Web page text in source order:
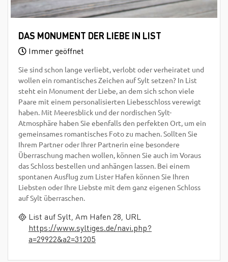
DAS MONUMENT DER LIEBE IN LIST
Immer geöffnet
Sie sind schon lange verliebt, verlobt oder verheiratet und
wollen ein romantisches Zeichen auf Sylt setzen? In List
steht ein Monument der Liebe, an dem sich schon viele
Paare mit einem personalisierten Liebesschloss verewigt
haben. Mit Meeresblick und der nordischen Sylt-
Atmosphäre haben Sie ebenfalls den perfekten Ort, um ein
gemeinsames romantisches Foto zu machen. Sollten Sie
Ihrem Partner oder Ihrer Partnerin eine besondere
Überraschung machen wollen, können Sie auch im Voraus
das Schloss bestellen und anhängen lassen. Bei einem
spontanen Ausflug zum Lister Hafen können Sie Ihren
Liebsten oder Ihre Liebste mit dem ganz eigenen Schloss
auf Sylt überraschen.
List auf Sylt, Am Hafen 28, URL
https://www.syltiges.de/navi.php?
a=29922&a2=31205